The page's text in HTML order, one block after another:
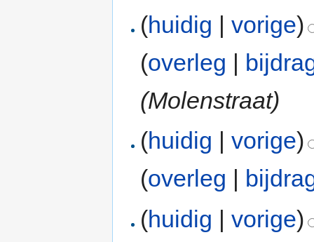
(huidig |vorige)
(overleg |
(Molenstraat)
(huidig |vorige)
(overleg
(huidig |vorige)